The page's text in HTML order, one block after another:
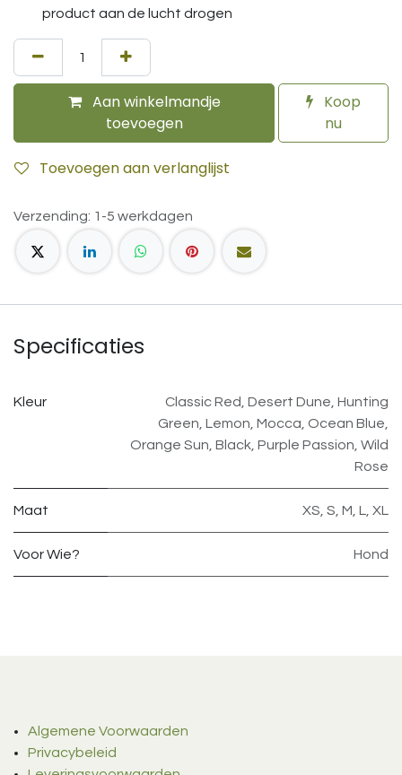
product aan de lucht drogen
Aan winkelmandje
toevoegen
Koop
nu
Toevoegen aan verlanglijst
Verzending: 1-5 werkdagen
Specificaties
Kleur Classic Red, Desert Dune, Hunting
Green, Lemon, Mocca, Ocean Blue,
Orange Sun, Black, Purple Passion, Wild
Rose
Maat XS, S, M, L, XL
Voor Wie? Hond
Algemene Voorwaarden
Privacybeleid